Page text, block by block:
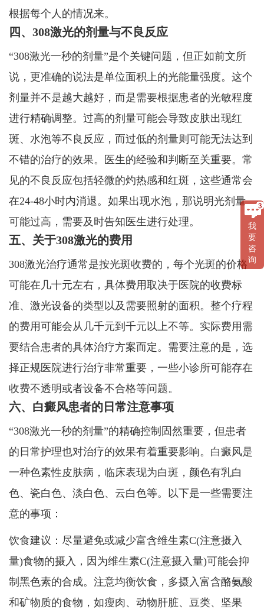
根据每个人的情况来。
四、308激光的剂量与不良反应
“308激光一秒的剂量”是个关键问题，但正如前文所
说，更准确的说法是单位面积上的光能量强度。这个
剂量并不是越大越好，而是需要根据患者的光敏程度
进行精确调整。过高的剂量可能会导致皮肤出现红
斑、水泡等不良反应，而过低的剂量则可能无法达到
不错的治疗的效果。医生的经验和判断至关重要。常
见的不良反应包括轻微的灼热感和红斑，这些通常会
在24-48小时内消退。如果出现水泡，那说明光剂量
可能过高，需要及时告知医生进行处理。
五、关于308激光的费用
308激光治疗通常是按光斑收费的，每个光斑的价格
可能在几十元左右，具体费用取决于医院的收费标
准、激光设备的类型以及需要照射的面积。整个疗程
的费用可能会从几千元到千元以上不等。实际费用需
要结合患者的具体治疗方案而定。需要注意的是，选
择正规医院进行治疗非常重要，一些小诊所可能存在
收费不透明或者设备不合格等问题。
六、白癜风患者的日常注意事项
“308激光一秒的剂量”的精确控制固然重要，但患者
的日常护理也对治疗的效果有着重要影响。白癜风是
一种色素性皮肤病，临床表现为白斑，颜色有乳白
色、瓷白色、淡白色、云白色等。以下是一些需要注
意的事项：
饮食建议：尽量避免或减少富含维生素C(注意摄入
量)食物的摄入，因为维生素C(注意摄入量)可能会抑
制黑色素的合成。注意均衡饮食，多摄入富含酪氨酸
和矿物质的食物，如瘦肉、动物肝脏、豆类、坚果
我
要
咨
询